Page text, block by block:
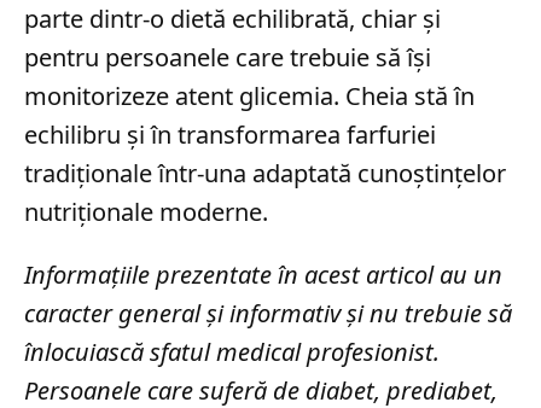
parte dintr-o dietă echilibrată, chiar și
pentru persoanele care trebuie să își
monitorizeze atent glicemia. Cheia stă în
echilibru și în transformarea farfuriei
tradiționale într-una adaptată cunoștințelor
nutriționale moderne.
Informațiile prezentate în acest articol au un
caracter general și informativ și nu trebuie să
înlocuiască sfatul medical profesionist.
Persoanele care suferă de diabet, prediabet,